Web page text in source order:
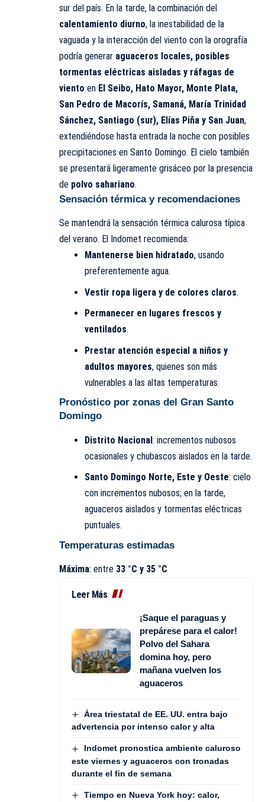
sur del país. En la tarde, la combinación del
calentamiento diurno, la inestabilidad de la
vaguada y la interacción del viento con la orografía
podría generar aguaceros locales, posibles
tormentas eléctricas aisladas y ráfagas de
viento en El Seibo, Hato Mayor, Monte Plata,
San Pedro de Macorís, Samaná, María Trinidad
Sánchez, Santiago (sur), Elías Piña y San Juan,
extendiéndose hasta entrada la noche con posibles
precipitaciones en Santo Domingo. El cielo también
se presentará ligeramente grisáceo por la presencia
de polvo sahariano.
Sensación térmica y recomendaciones
Se mantendrá la sensación térmica calurosa típica
del verano. El Indomet recomienda:
Mantenerse bien hidratado, usando
preferentemente agua.
Vestir ropa ligera y de colores claros.
Permanecer en lugares frescos y
ventilados.
Prestar atención especial a niños y
adultos mayores, quienes son más
vulnerables a las altas temperaturas.
Pronóstico por zonas del Gran Santo
Domingo
Distrito Nacional: incrementos nubosos
ocasionales y chubascos aislados en la tarde.
Santo Domingo Norte, Este y Oeste: cielo
con incrementos nubosos; en la tarde,
aguaceros aislados y tormentas eléctricas
puntuales.
Temperaturas estimadas
Máxima: entre 33 °C y 35 °C
Leer Más
¡Saque el paraguas y
prepárese para el calor!
Polvo del Sahara
domina hoy, pero
mañana vuelven los
aguaceros
Área triestatal de EE. UU. entra bajo
advertencia por intenso calor y alta
Indomet pronostica ambiente caluroso
este viernes y aguaceros con tronadas
durante el fin de semana
Tiempo en Nueva York hoy: calor,